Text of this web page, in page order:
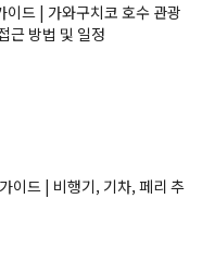
이드 | 가와구치코 호수 관광
근 방법 및 일정
이드 | 비행기, 기차, 페리 추